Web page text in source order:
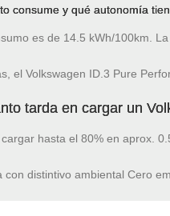
consume y qué autonomía
es de 14.5 kWh/100km.
el Volkswagen ID.3 Pure
tarda en cargar un
hasta el 80% en aprox.
con distintivo ambiental Cero